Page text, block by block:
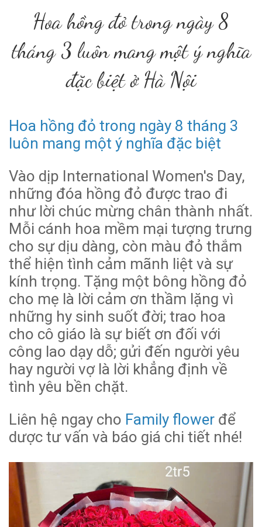
Hoa hồng đỏ trong ngày 8
tháng 3 luôn mang một ý nghĩa
đặc biệt ở Hà Nội
Hoa hồng đỏ trong ngày 8 tháng 3
luôn mang một ý nghĩa đặc biệt
Vào dịp International Women's Day,
những đóa hồng đỏ được trao đi
như lời chúc mừng chân thành nhất.
Mỗi cánh hoa mềm mại tượng trưng
cho sự dịu dàng, còn màu đỏ thắm
thể hiện tình cảm mãnh liệt và sự
kính trọng. Tặng một bông hồng đỏ
cho mẹ là lời cảm ơn thầm lặng vì
những hy sinh suốt đời; trao hoa
cho cô giáo là sự biết ơn đối với
công lao dạy dỗ; gửi đến người yêu
hay người vợ là lời khẳng định về
tình yêu bền chặt.
Liên hệ ngay cho Family flower để
dược tư vấn và báo giá chi tiết nhé!